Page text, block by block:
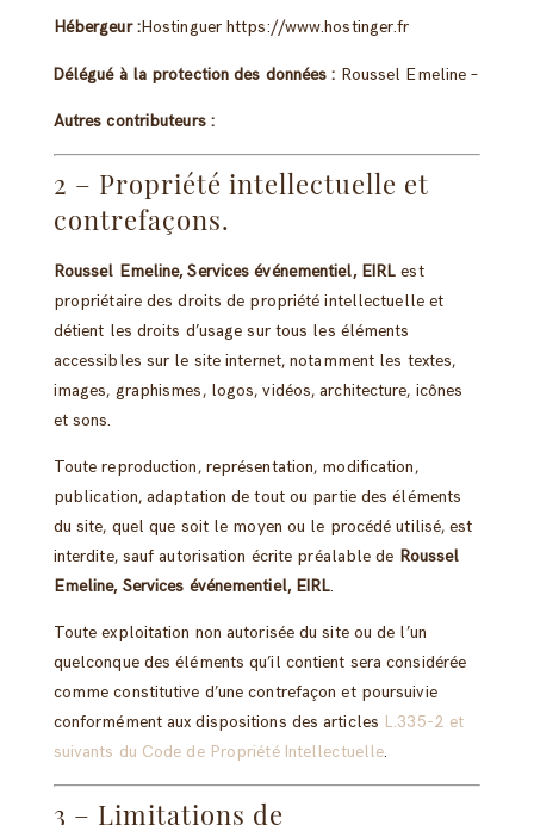
Hébergeur :Hostinguer https://www.hostinger.fr
Délégué à la protection des données : Roussel Emeline –
Autres contributeurs :
2 – Propriété intellectuelle et
contrefaçons.
Roussel Emeline, Services événementiel, EIRL est
propriétaire des droits de propriété intellectuelle et
détient les droits d’usage sur tous les éléments
accessibles sur le site internet, notamment les textes,
images, graphismes, logos, vidéos, architecture, icônes
et sons.
Toute reproduction, représentation, modification,
publication, adaptation de tout ou partie des éléments
du site, quel que soit le moyen ou le procédé utilisé, est
interdite, sauf autorisation écrite préalable de Roussel
Emeline, Services événementiel, EIRL.
Toute exploitation non autorisée du site ou de l’un
quelconque des éléments qu’il contient sera considérée
comme constitutive d’une contrefaçon et poursuivie
conformément aux dispositions des articles L.335-2 et
suivants du Code de Propriété Intellectuelle.
3 – Limitations de